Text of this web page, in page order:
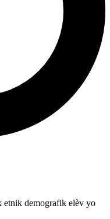
etnik demografik elèv yo